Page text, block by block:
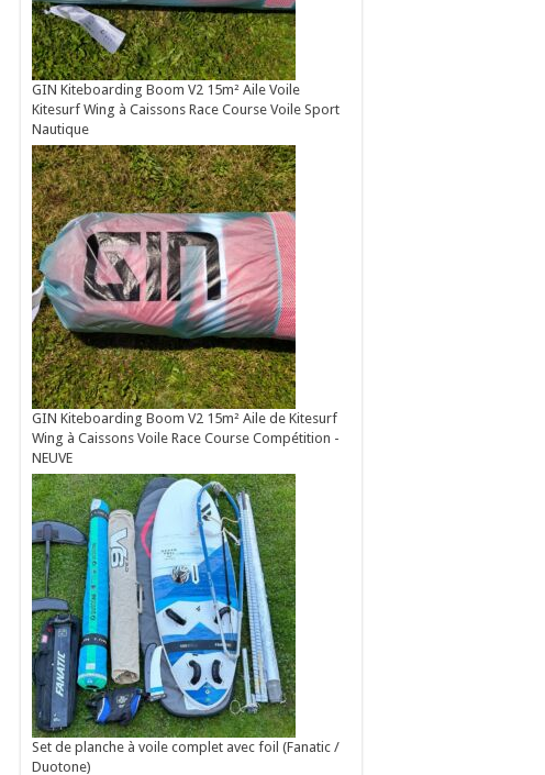
GIN Kiteboarding Boom V2 15m² Aile Voile
Kitesurf Wing à Caissons Race Course Voile Sport
Nautique
GIN Kiteboarding Boom V2 15m² Aile de Kitesurf
Wing à Caissons Voile Race Course Compétition -
NEUVE
Set de planche à voile complet avec foil (Fanatic /
Duotone)